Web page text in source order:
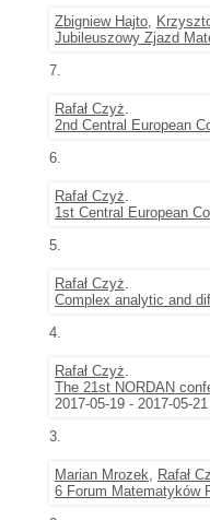
Zbigniew Hajto,
Jubileuszowy Zjazd
7.
Rafał Czyż.
2nd Central European
6.
Rafał Czyż.
1st Central European
5.
Rafał Czyż.
Complex analytic and
4.
Rafał Czyż.
The 21st NORDAN
2017-05-19 - 2017-05-21
3.
Marian Mrozek, Rafał
6 Forum Matematyków